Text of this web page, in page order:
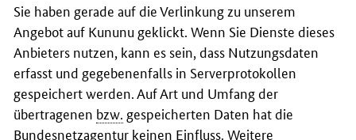
Sie haben gerade auf die Verlinkung zu unserem
Angebot auf Kununu geklickt. Wenn Sie Dienste dieses
Anbieters nutzen, kann es sein, dass Nutzungsdaten
erfasst und gegebenenfalls in Serverprotokollen
gespeichert werden. Auf Art und Umfang der
übertragenen bzw. gespeicherten Daten hat die
Bundesnetzagentur keinen Einfluss. Weitere